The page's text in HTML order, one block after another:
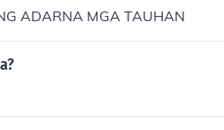
asa at kagalingan, na
ADARNA MGA TAUHAN